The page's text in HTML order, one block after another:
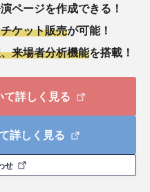
ページを作成できる！
ケット販売が可能！
来場者分析機能を搭載！
て詳しく見る
詳しく見る
せ